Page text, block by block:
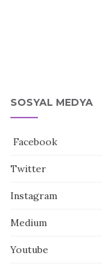
SOSYAL MEDYA
Facebook
Twitter
Instagram
Medium
Youtube